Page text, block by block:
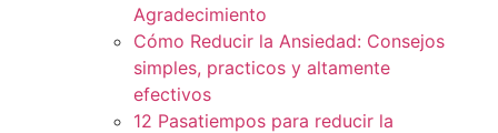
Agradecimiento
Cómo Reducir la Ansiedad: Consejos
simples, practicos y altamente
efectivos
12 Pasatiempos para reducir la